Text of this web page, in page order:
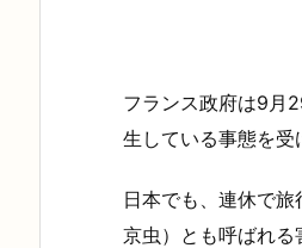
フランス政府は9月
生している事態を受
日本でも、連休で
京虫）とも呼ばれる